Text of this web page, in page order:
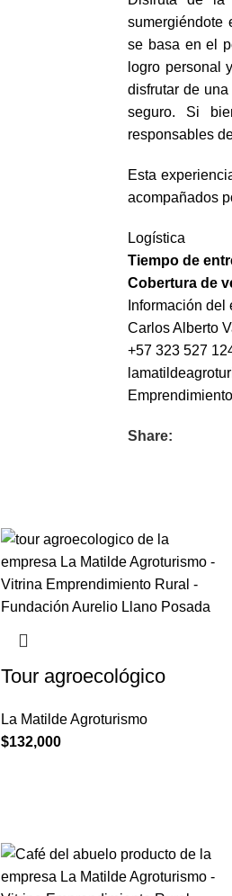
sumergiéndote
se basa en el
logro personal
disfrutar de
seguro. Si
responsables
Esta
acompañados
Logística
Tiempo de
Cobertura de
Información
Carlos Alberto
+57 323 527
Emprendimiento
Share:
Tour agroecológico
La Matilde Agroturismo
$132,000